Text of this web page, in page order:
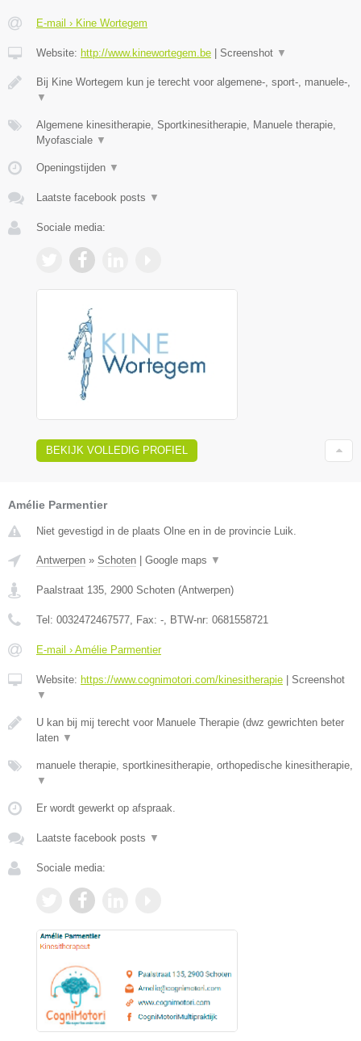
E-mail › Kine Wortegem
Website: http://www.kinewortegem.be Screenshot ▼
Bij Kine Wortegem kun je terecht voor algemene-, sport-, manuele-,
▼
Algemene kinesitherapie, Sportkinesitherapie, Manuele therapie,
Myofasciale ▼
Openingstijden ▼
Laatste facebook posts ▼
Sociale media:
BEKIJK VOLLEDIG PROFIEL
Amélie Parmentier
Niet gevestigd in de plaats Olne en in de provincie Luik.
Antwerpen » Schoten | Google maps ▼
Paalstraat 135 2900 Schoten (Antwerpen)
Tel: 0032472467577 , Fax: - , BTW-nr: 0681558721
E-mail › Amélie Parmentier
Website: https://www.cognimotori.com/kinesitherapie | Screenshot
▼
U kan bij mij terecht voor Manuele Therapie (dwz gewrichten beter
laten ▼
manuele therapie, sportkinesitherapie, orthopedische kinesitherapie,
▼
Er wordt gewerkt op afspraak.
Laatste facebook posts ▼
Sociale media: